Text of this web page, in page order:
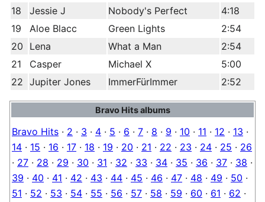
18
Jessie J Nobody's Perfect
4:18
19
Aloe Blacc Green Lights
2:54
20
Lena What a Man
2:54
21
Casper Michael X
5:00
22 Jupiter Jones ImmerFürImmer 2:52
Bravo Hits albums
Bravo Hits · 2 · 3 · 4 · 5 · 6 · 7 · 8 · 9 · 10 · 11 · 12 · 13 ·
14 · 15 · 16 · 17 · 18 · 19 · 20 · 21 · 22 · 23 · 24 · 25 · 26
· 27 · 28 · 29 · 30 · 31 · 32 · 33 · 34 · 35 · 36 · 37 · 38 ·
39 · 40 · 41 · 42 · 43 · 44 · 45 · 46 · 47 · 48 · 49 · 50 ·
51 · 52 · 53 · 54 · 55 · 56 · 57 · 58 · 59 · 60 · 61 · 62 ·